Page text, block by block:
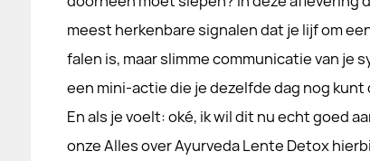
meest herkenbare signalen dat je lijf om
falen is, maar slimme communicatie van je
een mini-actie die je dezelfde dag nog
En als je voelt: oké, ik wil dit nu echt goed
onze Alles over Ayurveda Lente Detox